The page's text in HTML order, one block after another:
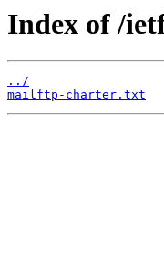
Index of /
../
mailftp-charter.txt